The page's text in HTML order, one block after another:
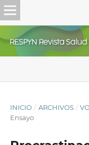
INICIO / ARCHIVOS /
Ensayo